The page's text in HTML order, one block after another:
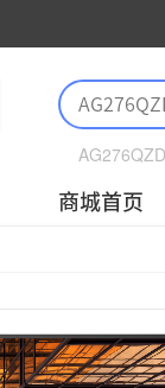
AG276QZD
商城首页